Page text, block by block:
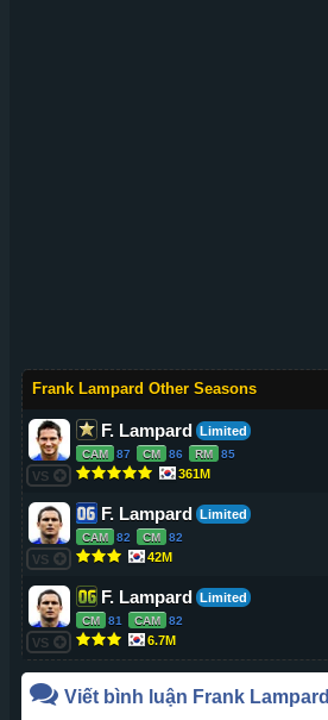
Frank Lampard Other Seasons
VS
F. Lampard Limited
CAM 87 CM 86 RM 85
361M
VS
F. Lampard Limited
CAM 82 CM 82
42M
VS
F. Lampard Limited
CM 81 CAM 82
6.7M
Viết bình luận Frank Lampard